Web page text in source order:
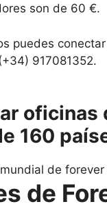
son de 60 €.
puedes
917081352.
oficinas
160
de